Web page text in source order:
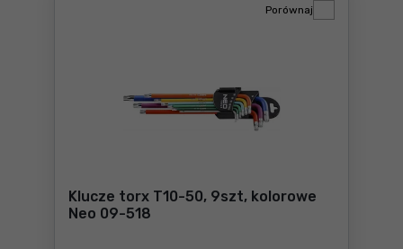
Klucze torx T10-50, 9szt, kolorowe
Neo 09-518
Porównaj